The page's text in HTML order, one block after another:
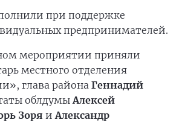
при поддержке
предпринимателей.
мероприятии приняли
местного отделения
глава района Геннадий
облдумыАлексей
Зоря иАлександр